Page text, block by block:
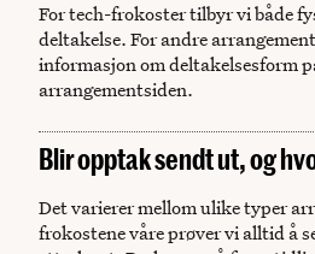
For tech-frokoster tilbyr vi både
deltakelse. For andre
informasjon om deltakelsesform
arrangementsiden.
Blir opptak sendt ut, og
Det varierer mellom ulike typer
frokostene våre prøver vi alltid å